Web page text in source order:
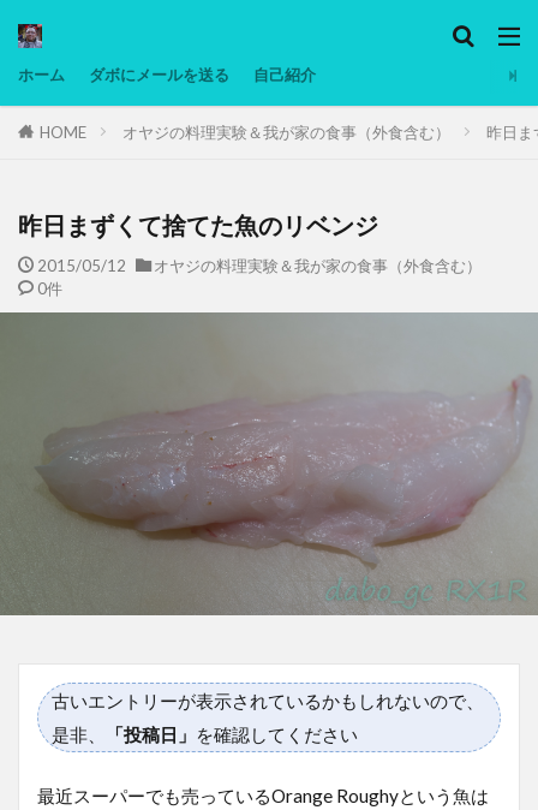
ホーム ダボにメールを送る 自己紹介
HOME オヤジの料理実験＆我が家の食事（外食含む） 昨日ま
昨日まずくて捨てた魚のリベンジ
2015/05/12
オヤジの料理実験＆我が家の食事（外食含む）
0件
古いエントリーが表示されているかもしれないので、
是非、
「投稿日」 を確認してください
最近スーパーでも売っているOrange Roughyという魚は
タグ
マレーシア動画
ヨーグルト